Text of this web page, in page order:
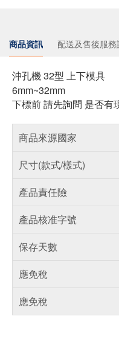
商品資訊 配送及售後服務
沖孔機 32型 上下模具
6mm~32mm
下標前 請先詢問 是否有
商品來源國家
尺寸(款式/樣式)
產品責任險
產品核准字號
保存天數
應免稅
應免稅